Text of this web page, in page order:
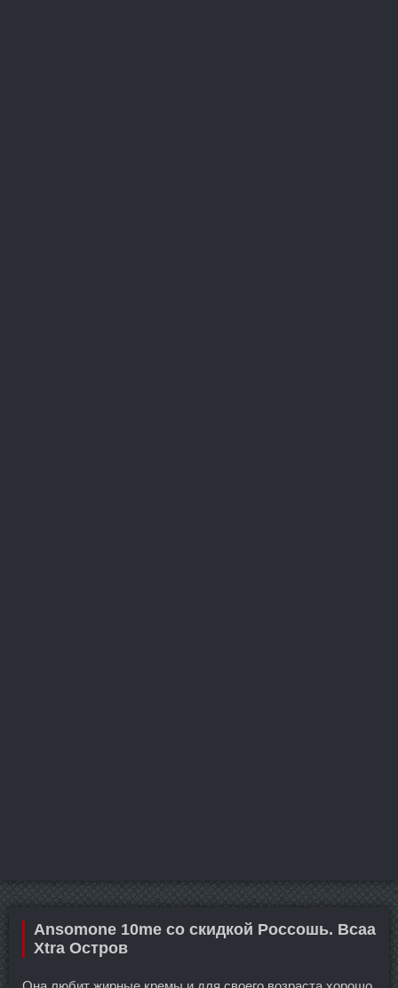
Ansomone 10me со скидкой Россошь. Bcaa
Xtra Остров